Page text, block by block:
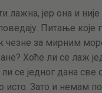
лажна, јер она и
Питање које
за мирним
Хоће ли се лаж
се једног дана
исто. Зато и немам